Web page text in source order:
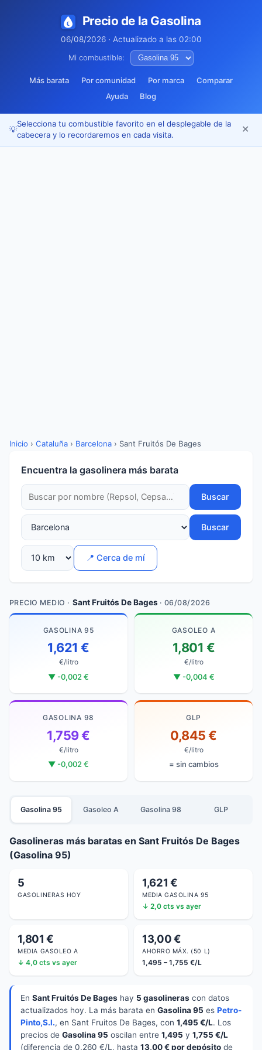
Precio de la Gasolina
06/08/2026 · Actualizado a las 02:00
Mi combustible:
Más barata Por comunidad Por marca
Comparar
Ayuda
Blog
💡
Selecciona tu combustible favorito en el desplegable de la
cabecera y lo recordaremos en cada visita.
✕
Inicio › Cataluña › Barcelona › Sant Fruitós De Bages
Encuentra la gasolinera más barata
Buscar
Buscar
📍 Cerca de mí
PRECIO MEDIO · Sant Fruitós De Bages · 06/08/2026
GASOLINA 95
1,621 €
€/litro
▼ -0,002 €
GASOLEO A
1,801 €
€/litro
▼ -0,004 €
GASOLINA 98
1,759 €
€/litro
▼ -0,002 €
GLP
0,845 €
€/litro
= sin cambios
Gasolina 95 Gasoleo A Gasolina 98 GLP
Gasolineras más baratas en Sant Fruitós De Bages
(Gasolina 95)
5
GASOLINERAS HOY
1,621 €
MEDIA GASOLINA 95
↓ 2,0 cts vs ayer
1,801 €
MEDIA GASOLEO A
↓ 4,0 cts vs ayer
13,00 €
AHORRO MÁX. (50 L)
1,495 – 1,755 €/L
En Sant Fruitós De Bages hay 5 gasolineras con datos
actualizados hoy. La más barata en Gasolina 95 es Petro-
Pinto,S.l., en Sant Fruitos De Bages, con 1,495 €/L. Los
precios de Gasolina 95 oscilan entre 1,495 y 1,755 €/L
(diferencia de 0,260 €/L, hasta 13,00 € por depósito de